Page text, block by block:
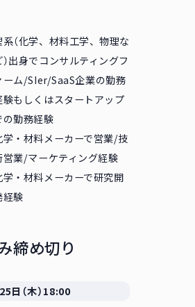
系（化学、材料工学、物理な
）出身でコンサルティングフ
ーム/SIer/SaaS企業の勤務
験もしくはスタートアップ
の勤務経験
学・材料メーカーで営業/技
営業/マーケティング経験
学・材料メーカーで研究開
経験
締め切り
日（木）18:00